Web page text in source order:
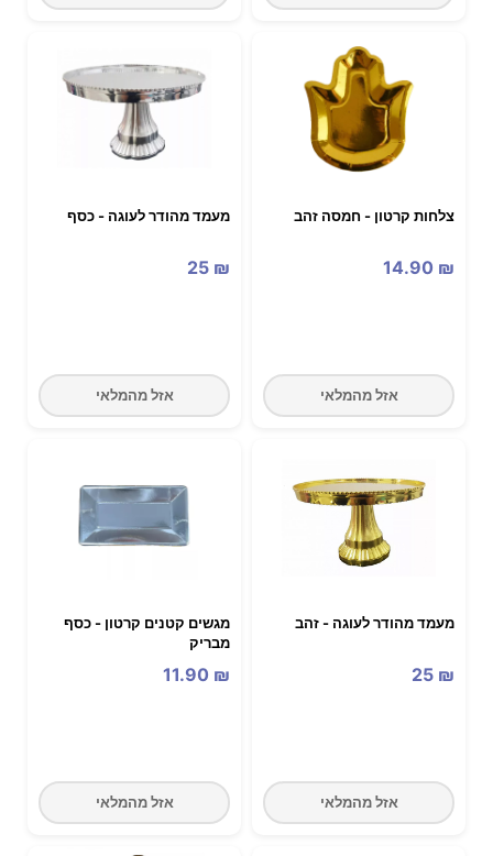
צלחות קרטון - חמסה זהב
14.90 ₪
אזל מהמלאי
מעמד מהודר לעוגה - כסף
25 ₪
אזל מהמלאי
מעמד מהודר לעוגה - זהב
25 ₪
אזל מהמלאי
מגשים קטנים קרטון - כסף
מבריק
11.90 ₪
אזל מהמלאי